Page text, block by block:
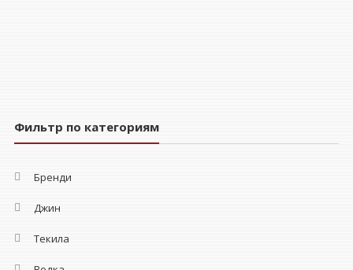
Фильтр по категориям
Бренди
Джин
Текила